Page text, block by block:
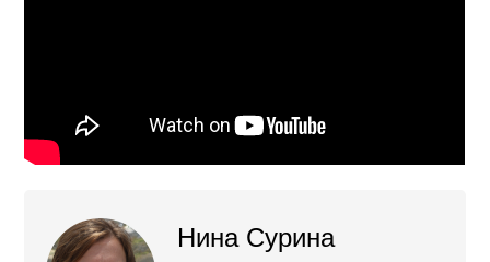
Нина Сурина